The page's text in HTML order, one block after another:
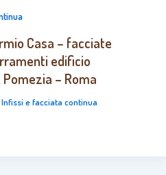
Casa – facciate
edificio
– Roma
Infissi e facciata continua